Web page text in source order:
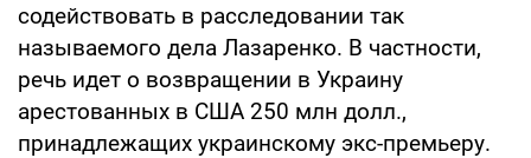
содействовать в расследовании так
называемого дела Лазаренко. В частности,
речь идет о возвращении в Украину
арестованных в США 250 млн долл.,
принадлежащих украинскому экс-премьеру.